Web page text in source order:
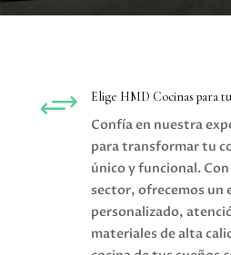
+ Elige HMD Cocinas para
Confía en nuestra
para transformar tu
único y funcional. Con
sector, ofrecemos un
personalizado,
materiales de alta